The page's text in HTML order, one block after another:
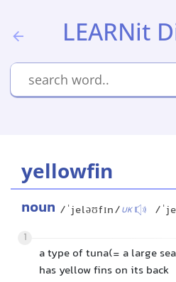
LEARNit
yellowfin
noun /ˈjeləʊfɪn/UK /
1
a type of tuna(= a large
has yellow fins on its back